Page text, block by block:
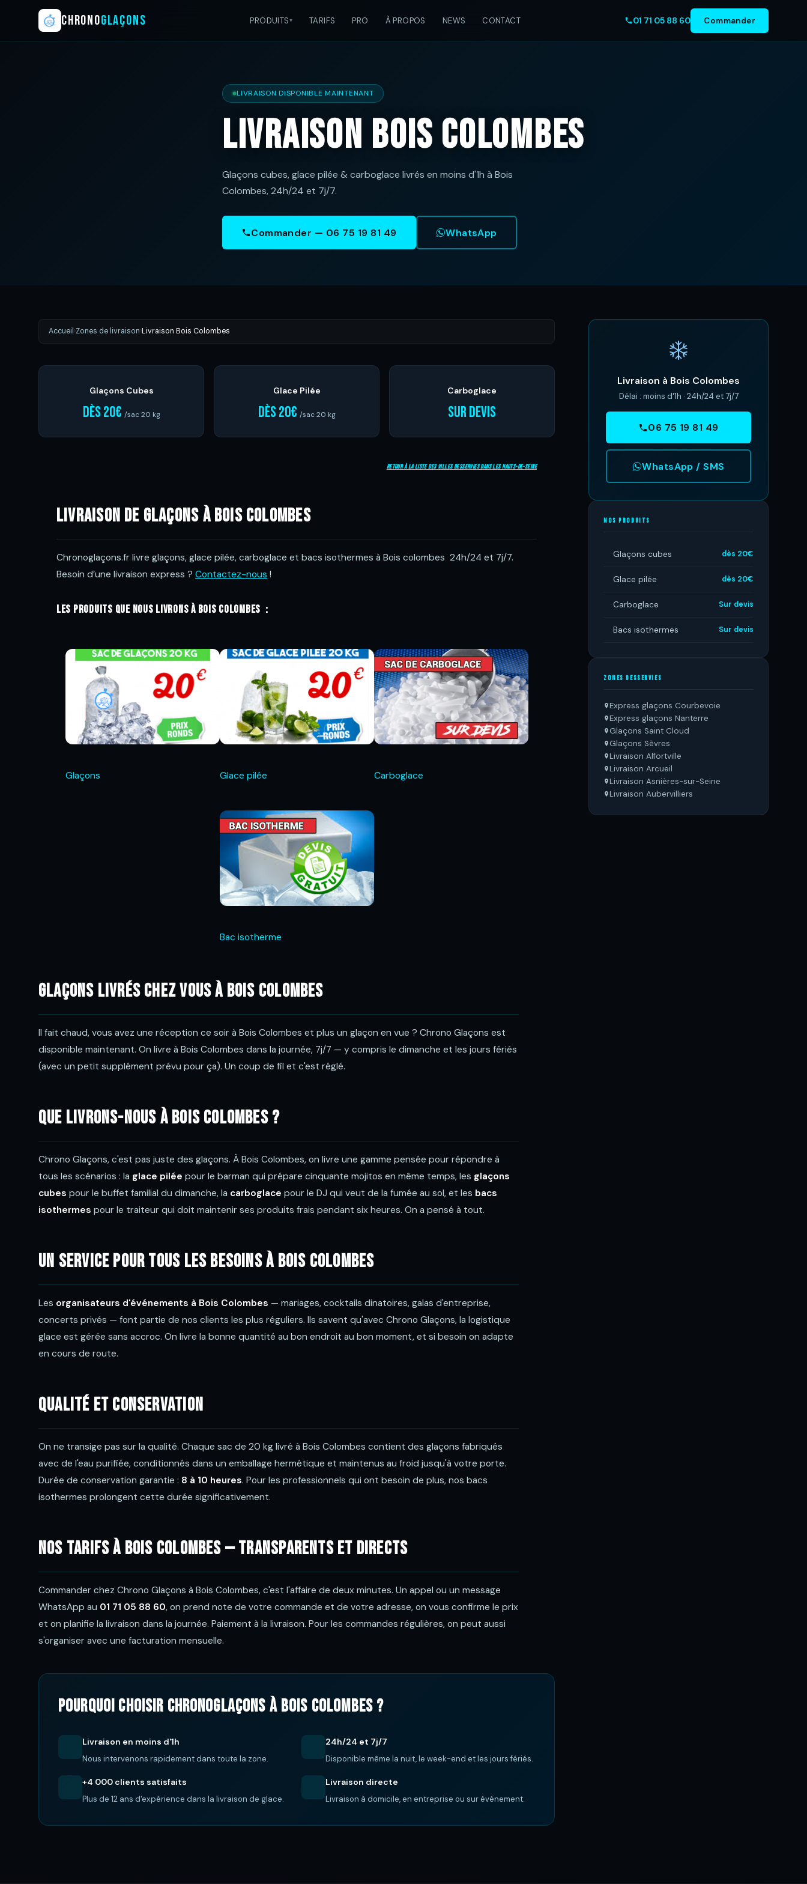
CHRONOGLAÇONS PRODUITS TARIFS PRO À PROPOS NEWS CONTACT 01 71 05 88 60 Commander
LIVRAISON DISPONIBLE MAINTENANT
Livraison Bois Colombes
Glaçons cubes, glace pilée & carboglace livrés en moins d'1h à Bois
Colombes, 24h/24 et 7j/7.
Commander — 06 75 19 81 49 WhatsApp
Accueil ›Zones de livraison›Livraison Bois Colombes
Glaçons Cubes
dès 20€ /sac 20 kg
Glace Pilée
dès 20€ /sac 20 kg
Carboglace
Sur devis
Retour à la liste des villes desservies dans les Hauts-de-Seine
Livraison de glaçons à Bois colombes
Chronoglaçons.fr livre glaçons, glace pilée, carboglace et bacs isothermes à Bois colombes 24h/24 et 7j/7.
Besoin d’une livraison express ? Contactez-nous !
Les produits que nous livrons à Bois colombes :
Glaçons Glace pilée Carboglace
Bac isotherme
Glaçons livrés chez vous à Bois Colombes
Il fait chaud, vous avez une réception ce soir à Bois Colombes et plus un glaçon en vue ? Chrono Glaçons est
disponible maintenant. On livre à Bois Colombes dans la journée, 7j/7 — y compris le dimanche et les jours fériés
(avec un petit supplément prévu pour ça). Un coup de fil et c'est réglé.
Que livrons-nous à Bois Colombes ?
Chrono Glaçons, c'est pas juste des glaçons. À Bois Colombes, on livre une gamme pensée pour répondre à
tous les scénarios : la glace pilée pour le barman qui prépare cinquante mojitos en même temps, les glaçons
cubes pour le buffet familial du dimanche, la carboglace pour le DJ qui veut de la fumée au sol, et les bacs
isothermes pour le traiteur qui doit maintenir ses produits frais pendant six heures. On a pensé à tout.
Un service pour tous les besoins à Bois Colombes
Les organisateurs d'événements à Bois Colombes — mariages, cocktails dinatoires, galas d'entreprise,
concerts privés — font partie de nos clients les plus réguliers. Ils savent qu'avec Chrono Glaçons, la logistique
glace est gérée sans accroc. On livre la bonne quantité au bon endroit au bon moment, et si besoin on adapte
en cours de route.
Qualité et conservation
On ne transige pas sur la qualité. Chaque sac de 20 kg livré à Bois Colombes contient des glaçons fabriqués
avec de l'eau purifiée, conditionnés dans un emballage hermétique et maintenus au froid jusqu'à votre porte.
Durée de conservation garantie : 8 à 10 heures. Pour les professionnels qui ont besoin de plus, nos bacs
isothermes prolongent cette durée significativement.
Nos tarifs à Bois Colombes — transparents et directs
Commander chez Chrono Glaçons à Bois Colombes, c'est l'affaire de deux minutes. Un appel ou un message
WhatsApp au 01 71 05 88 60, on prend note de votre commande et de votre adresse, on vous confirme le prix
et on planifie la livraison dans la journée. Paiement à la livraison. Pour les commandes régulières, on peut aussi
s'organiser avec une facturation mensuelle.
Pourquoi choisir ChronoGlaçons à Bois Colombes ?
Livraison en moins d'1h
Nous intervenons rapidement dans toute la zone.
24h/24 et 7j/7
Disponible même la nuit, le week-end et les jours fériés.
+4 000 clients satisfaits
Plus de 12 ans d'expérience dans la livraison de glace.
Livraison directe
Livraison à domicile, en entreprise ou sur événement.
Livraison à Bois Colombes
Délai : moins d'1h · 24h/24 et 7j/7
06 75 19 81 49
WhatsApp / SMS
NOS PRODUITS
Glaçons cubes dès 20€
Glace pilée dès 20€
Carboglace Sur devis
Bacs isothermes Sur devis
ZONES DESSERVIES
Express glaçons Courbevoie
Express glaçons Nanterre
Glaçons Saint Cloud
Glaçons Sèvres
Livraison Alfortville
Livraison Arcueil
Livraison Asnières-sur-Seine
Livraison Aubervilliers